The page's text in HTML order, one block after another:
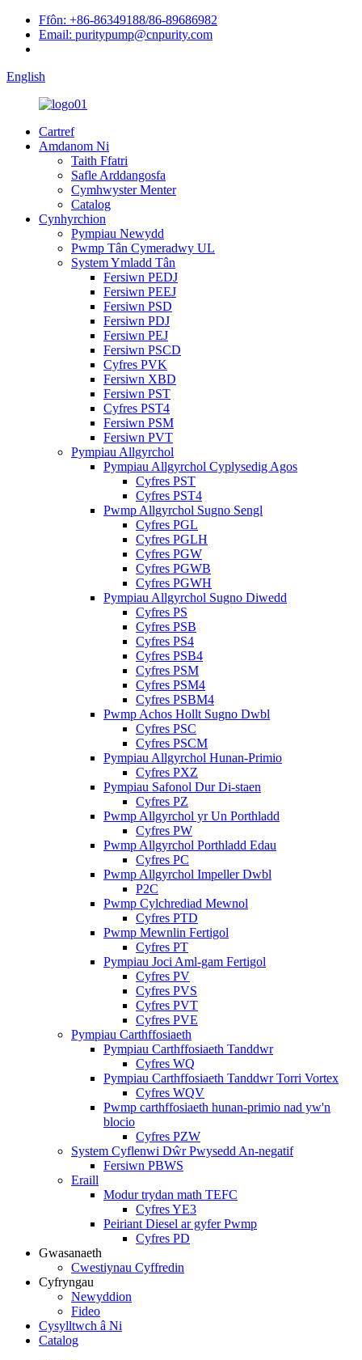
Ffôn: +86-86349188/86-89686982
Email: puritypump@cnpurity.com
English
Cartref
Amdanom Ni
Taith Ffatri
Safle Arddangosfa
Cymhwyster Menter
Catalog
Cynhyrchion
Pympiau Newydd
Pwmp Tân Cymeradwy UL
System Ymladd Tân
Fersiwn PEDJ
Fersiwn PEEJ
Fersiwn PSD
Fersiwn PDJ
Fersiwn PEJ
Fersiwn PSCD
Cyfres PVK
Fersiwn XBD
Fersiwn PST
Cyfres PST4
Fersiwn PSM
Fersiwn PVT
Pympiau Allgyrchol
Pympiau Allgyrchol Cyplysedig Agos
Cyfres PST
Cyfres PST4
Pwmp Allgyrchol Sugno Sengl
Cyfres PGL
Cyfres PGLH
Cyfres PGW
Cyfres PGWB
Cyfres PGWH
Pympiau Allgyrchol Sugno Diwedd
Cyfres PS
Cyfres PSB
Cyfres PS4
Cyfres PSB4
Cyfres PSM
Cyfres PSM4
Cyfres PSBM4
Pwmp Achos Hollt Sugno Dwbl
Cyfres PSC
Cyfres PSCM
Pympiau Allgyrchol Hunan-Primio
Cyfres PXZ
Pympiau Safonol Dur Di-staen
Cyfres PZ
Pwmp Allgyrchol yr Un Porthladd
Cyfres PW
Pwmp Allgyrchol Porthladd Edau
Cyfres PC
Pwmp Allgyrchol Impeller Dwbl
P2C
Pwmp Cylchrediad Mewnol
Cyfres PTD
Pwmp Mewnlin Fertigol
Cyfres PT
Pympiau Joci Aml-gam Fertigol
Cyfres PV
Cyfres PVS
Cyfres PVT
Cyfres PVE
Pympiau Carthffosiaeth
Pympiau Carthffosiaeth Tanddwr
Cyfres WQ
Pympiau Carthffosiaeth Tanddwr Torri Vortex
Cyfres WQV
Pwmp carthffosiaeth hunan-primio nad yw'n
blocio
Cyfres PZW
System Cyflenwi Dŵr Pwysedd An-negatif
Fersiwn PBWS
Eraill
Modur trydan math TEFC
Cyfres YE3
Peiriant Diesel ar gyfer Pwmp
Cyfres PD
Gwasanaeth
Cwestiynau Cyffredin
Cyfryngau
Newyddion
Fideo
Cysylltwch â Ni
Catalog